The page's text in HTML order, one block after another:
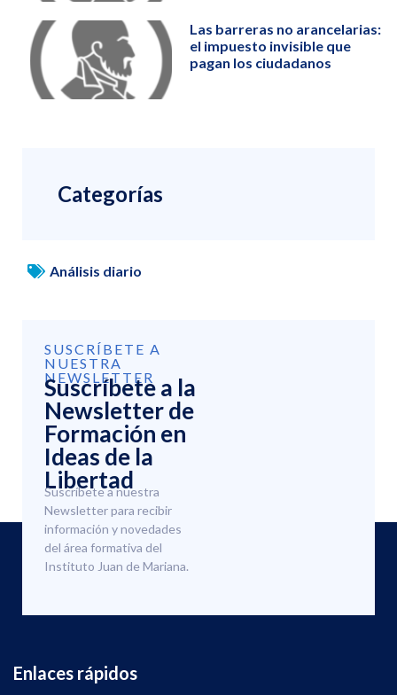
Las barreras no arancelarias:
el impuesto invisible que
pagan los ciudadanos
Categorías
Análisis diario
SUSCRÍBETE A
NUESTRA
NEWSLETTER
Suscríbete a la
Newsletter de
Formación en
Ideas de la
Libertad
Suscríbete a nuestra
Newsletter para recibir
información y novedades
del área formativa del
Instituto Juan de Mariana.
Enlaces rápidos